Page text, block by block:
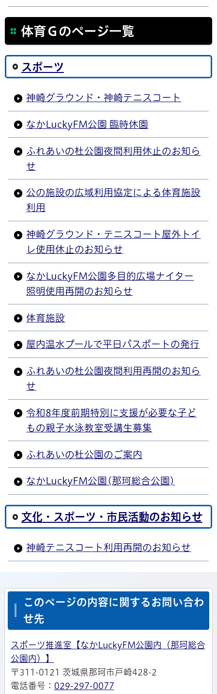
体育Ｇのページ一覧
スポーツ
神崎グラウンド・神崎テニスコート
なかLuckyFM公園 臨時休園
ふれあいの杜公園夜間利用休止のお知ら
せ
公の施設の広域利用協定による体育施設
利用
神崎グラウンド・テニスコート屋外トイ
レ使用休止のお知らせ
なかLuckyFM公園多目的広場ナイター
照明使用再開のお知らせ
体育施設
屋内温水プールで平日パスポートの発行
ふれあいの杜公園夜間利用再開のお知ら
せ
令和8年度前期特別に支援が必要な子ど
もの親子水泳教室受講生募集
ふれあいの杜公園のご案内
なかLuckyFM公園(那珂総合公園)
文化・スポーツ・市民活動のお知らせ
神崎テニスコート利用再開のお知らせ
このページの内容に関するお問い合わ
せ先
スポーツ推進室【なかLuckyFM公園内（那珂総合
公園内）】
〒311-0121 茨城県那珂市戸崎428-2
電話番号： 029-297-0077